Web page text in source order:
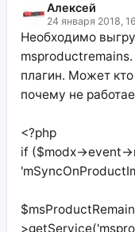
Алексей
24 января 2018,
Необходимо
плагин. Может
почему не
<?php
if ($modx->event-